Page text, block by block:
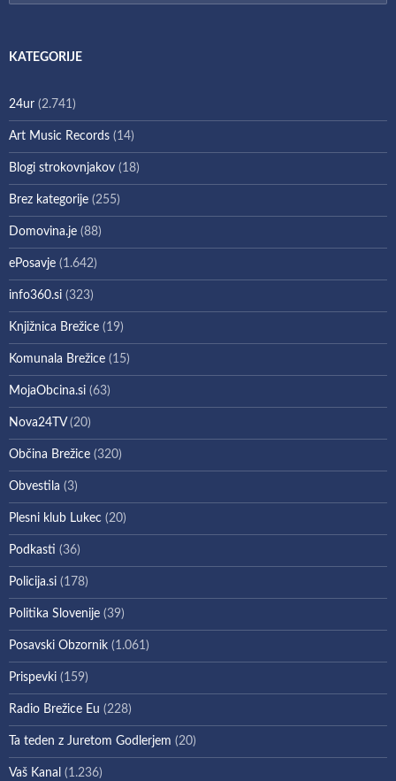
KATEGORIJE
24ur (2.741)
Art Music Records (14)
Blogi strokovnjakov (18)
Brez kategorije (255)
Domovina.je (88)
ePosavje (1.642)
info360.si (323)
Knjižnica Brežice (19)
Komunala Brežice (15)
MojaObcina.si (63)
Nova24TV(20)
Občina Brežice (320)
Obvestila (3)
Plesni klub Lukec (20)
Podkasti (36)
Policija.si (178)
Politika Slovenije (39)
Posavski Obzornik (1.061)
Prispevki (159)
Radio Brežice Eu (228)
Ta teden z Juretom Godlerjem (20)
Vaš Kanal (1.236)